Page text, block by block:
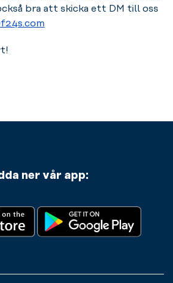
bra att skicka ett DM till oss
ner vår app: